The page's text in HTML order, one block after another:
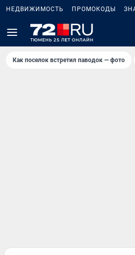
НЕДВИЖИМОСТЬ ПРОМОКОДЫ
Как поселок встретил паводок — фото